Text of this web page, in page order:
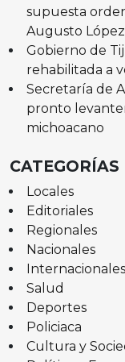
supuesta
Augusto López
Gobierno de
rehabilitada a
Secretaría de
pronto
michoacano
CATEGORÍAS
Locales
Editoriales
Regionales
Nacionales
Internacionales
Salud
Deportes
Policiaca
Cultura y